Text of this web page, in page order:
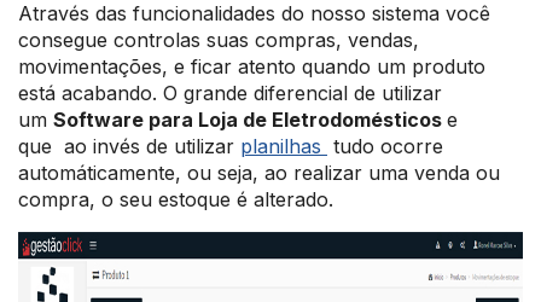
Através das funcionalidades do nosso sistema você
consegue controlas suas compras, vendas,
movimentações, e ficar atento quando um produto
está acabando. O grande diferencial de utilizar
um Software para Loja de Eletrodomésticos e
que ao invés de utilizar planilhas tudo ocorre
automáticamente, ou seja, ao realizar uma venda ou
compra, o seu estoque é alterado.